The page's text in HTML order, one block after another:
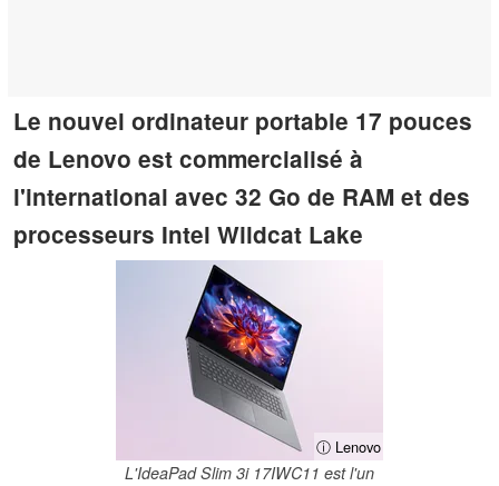
Le nouvel ordinateur portable 17 pouces
de Lenovo est commercialisé à
l'international avec 32 Go de RAM et des
processeurs Intel Wildcat Lake
ⓘ Lenovo
L'IdeaPad Slim 3i 17IWC11 est l'un